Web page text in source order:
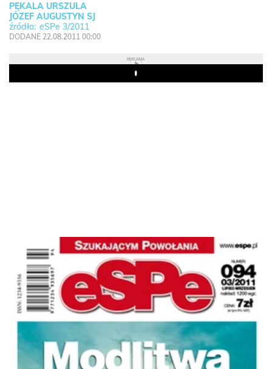
PĘKALA URSZULA
JÓZEF AUGUSTYN SJ
eSPe 3/2011
DODANE 22.08.2011 00:00
REKLAMA
Play